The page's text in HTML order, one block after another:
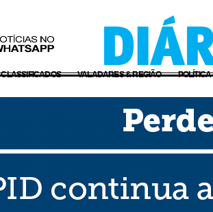
CLASSIFICADOS VALADARES & REGIÃO POLÍTICA